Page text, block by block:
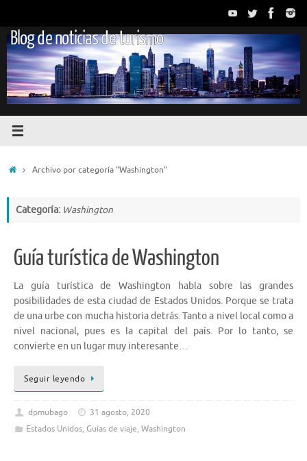
contenido
Blog de noticias de turismo
InicioArchivo por categoría "Washington"
Categoría: Washington
Guía turística de Washington
La guía turística de Washington habla sobre las grandes
posibilidades de esta ciudad de Estados Unidos. Porque se trata
de una urbe con mucha historia detrás. Tanto a nivel local como a
nivel nacional, pues es la capital del país. Por lo tanto, se
convierte en un lugar muy interesante…
Seguir leyendo
dpmubago
31 agosto, 2020
Estados Unidos, Guías de viaje, Washington